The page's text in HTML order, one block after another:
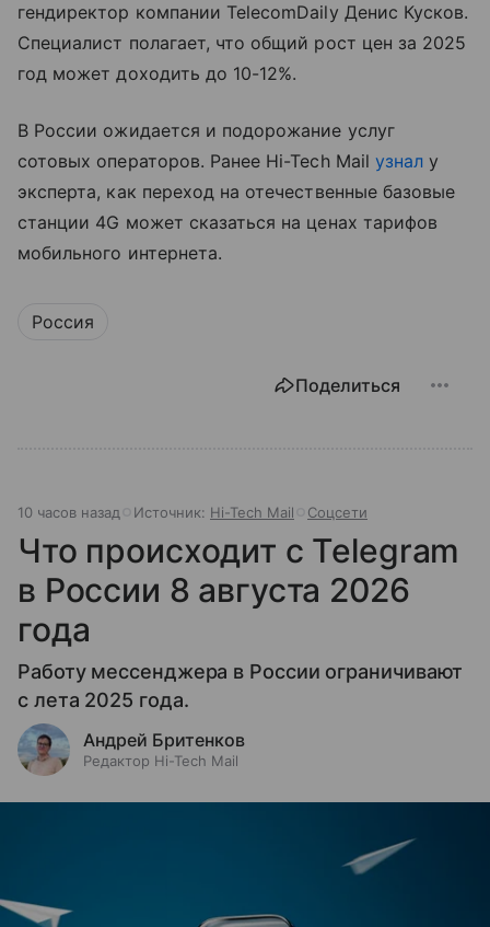
гендиректор компании TelecomDaily Денис Кусков.
Специалист полагает, что общий рост цен за 2025
год может доходить до 10-12%.
В России ожидается и подорожание услуг
сотовых операторов. Ранее Hi-Tech Mail узнал у
эксперта, как переход на отечественные базовые
станции 4G может сказаться на ценах тарифов
мобильного интернета.
Россия
Поделиться
10 часов назад Источник: Hi-Tech Mail Соцсети
Что происходит с Telegram
в России 8 августа 2026
года
Работу мессенджера в России ограничивают
с лета 2025 года.
Андрей Бритенков
Редактор Hi-Tech Mail